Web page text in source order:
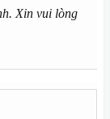
Xin vui lòng